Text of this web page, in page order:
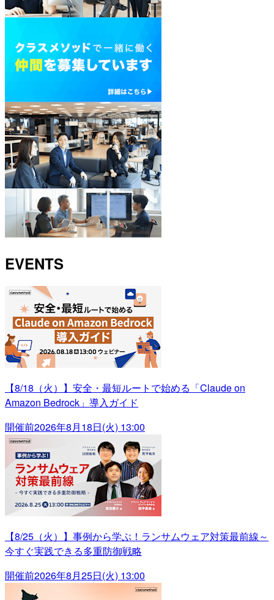
EVENTS
【8/18（火）】安全・最短ルートで始める「Claude on
Amazon Bedrock」導入ガイド
開催前2026年8月18日(火) 13:00
【8/25（火）】事例から学ぶ！ランサムウェア対策最前線～
今すぐ実践できる多重防御戦略
開催前2026年8月25日(火) 13:00